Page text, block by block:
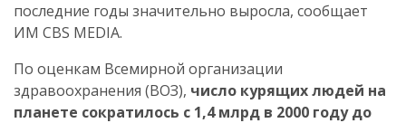
последние годы значительно выросла, сообщает
ИМ CBS MEDIA.
По оценкам Всемирной организации
здравоохранения (ВОЗ), число курящих людей на
планете сократилось с 1,4 млрд в 2000 году до